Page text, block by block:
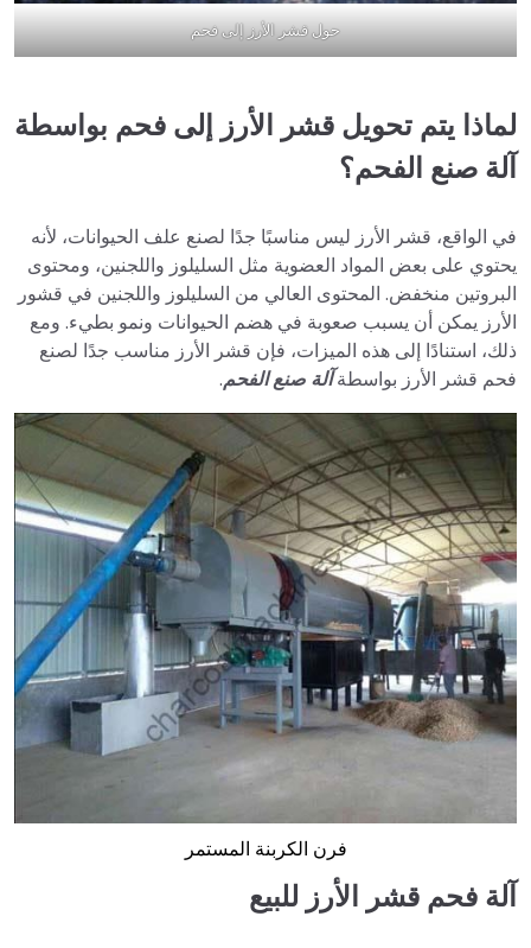
حول قشر الأرز إلى فحم
لماذا يتم تحويل قشر الأرز إلى فحم بواسطة
آلة صنع الفحم؟
في الواقع، قشر الأرز ليس مناسبًا جدًا لصنع علف الحيوانات، لأنه
يحتوي على بعض المواد العضوية مثل السليلوز واللجنين، ومحتوى
البروتين منخفض. المحتوى العالي من السليلوز واللجنين في قشور
الأرز يمكن أن يسبب صعوبة في هضم الحيوانات ونمو بطيء. ومع
ذلك، استنادًا إلى هذه الميزات، فإن قشر الأرز مناسب جدًا لصنع
فحم قشر الأرز بواسطةآلة صنع الفحم.
فرن الكربنة المستمر
آلة فحم قشر الأرز للبيع